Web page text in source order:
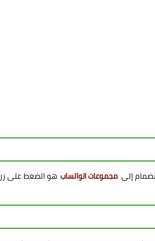
إلى مجموعات الواتساب هو الضغط على